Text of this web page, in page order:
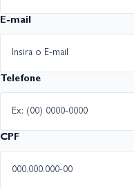
E-mail
Telefone
CPF